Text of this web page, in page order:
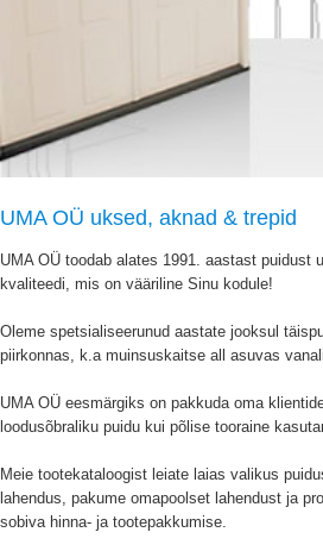
UMA OÜ uksed, aknad & trepid
UMA OÜ toodab alates 1991. aastast
kvaliteedi, mis on vääriline Sinu kodule!
Oleme spetsialiseerunud aastate jooksul
piirkonnas, k.a muinsuskaitse all asuvas
UMA OÜ eesmärgiks on pakkuda oma
loodusõbraliku puidu kui põlise tooraine
Meie tootekataloogist leiate laias valikus
lahendus, pakume omapoolset lahendust ja
sobiva hinna- ja tootepakkumise.